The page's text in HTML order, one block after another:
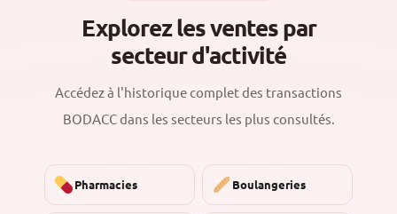
Explorez les ventes par
secteur d'activité
Accédez à l'historique complet des transactions
BODACC dans les secteurs les plus consultés.
Pharmacies Boulangeries